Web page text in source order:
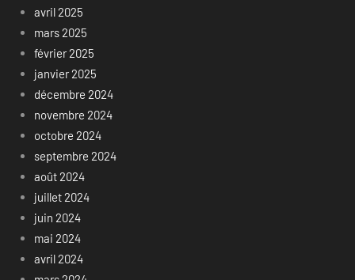
avril 2025
mars 2025
février 2025
janvier 2025
décembre 2024
novembre 2024
octobre 2024
septembre 2024
août 2024
juillet 2024
juin 2024
mai 2024
avril 2024